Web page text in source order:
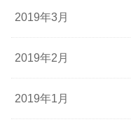
2019年3月
2019年2月
2019年1月